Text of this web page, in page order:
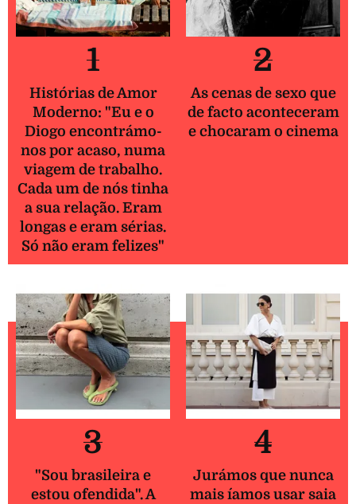
1
Histórias de Amor
Moderno: "Eu e o
Diogo encontrámo-
nos por acaso, numa
viagem de trabalho.
Cada um de nós tinha
a sua relação. Eram
longas e eram sérias.
Só não eram felizes"
2
As cenas de sexo que
de facto aconteceram
e chocaram o cinema
3
"Sou brasileira e
estou ofendida". A
4
Jurámos que nunca
mais íamos usar saia